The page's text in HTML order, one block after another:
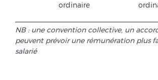
ordinaire
NB : une convention collective, un
peuvent prévoir une rémunération plus
salarié